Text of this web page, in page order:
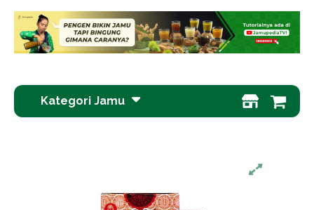
Kategori Jamu